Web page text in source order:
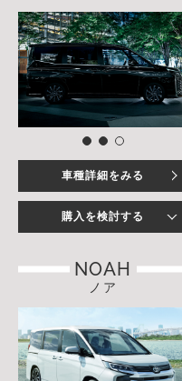
車種詳細をみる
購入を検討する
NOAH
ノア